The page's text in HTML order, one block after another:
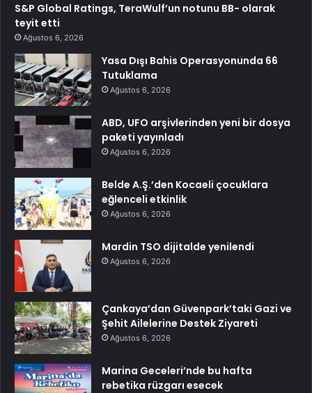
S&P Global Ratings, TeraWulf’un notunu BB- olarak
teyit etti
Ağustos 6, 2026
Yasa Dışı Bahis Operasyonunda 66
Tutuklama
Ağustos 6, 2026
ABD, UFO arşivlerinden yeni bir dosya
paketi yayınladı
Ağustos 6, 2026
Belde A.Ş.’den Kocaeli çocuklara
eğlenceli etkinlik
Ağustos 6, 2026
Mardin TSO dijitalde yenilendi
Ağustos 6, 2026
Çankaya’dan Güvenpark’taki Gazi ve
Şehit Ailelerine Destek Ziyareti
Ağustos 6, 2026
Marina Geceleri’nde bu hafta
rebetika rüzgarı esecek